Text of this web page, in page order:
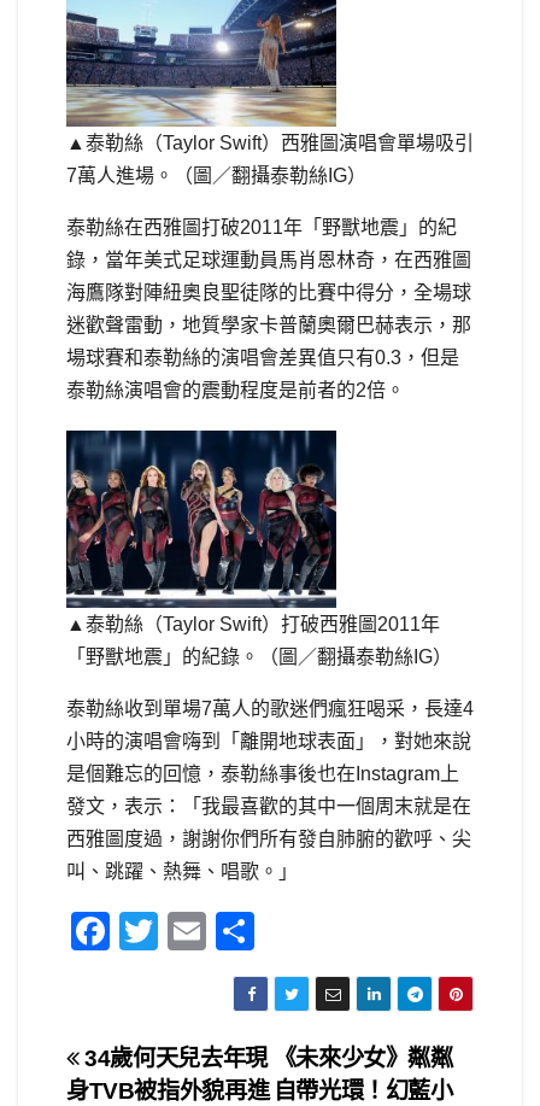
▲泰勒絲（Taylor Swift）西雅圖演唱會單場吸引
7萬人進場。（圖／翻攝泰勒絲IG）
泰勒絲在西雅圖打破2011年「野獸地震」的紀
錄，當年美式足球運動員馬肖恩林奇，在西雅圖
海鷹隊對陣紐奧良聖徒隊的比賽中得分，全場球
迷歡聲雷動，地質學家卡普蘭奧爾巴赫表示，那
場球賽和泰勒絲的演唱會差異值只有0.3，但是
泰勒絲演唱會的震動程度是前者的2倍。
▲泰勒絲（Taylor Swift）打破西雅圖2011年
「野獸地震」的紀錄。（圖／翻攝泰勒絲IG）
泰勒絲收到單場7萬人的歌迷們瘋狂喝采，長達4
小時的演唱會嗨到「離開地球表面」，對她來說
是個難忘的回憶，泰勒絲事後也在Instagram上
發文，表示：「我最喜歡的其中一個周末就是在
西雅圖度過，謝謝你們所有發自肺腑的歡呼、尖
叫、跳躍、熱舞、唱歌。」
F
e
b
T
er
E
m
ail
h
ar
e
文
《未來少女》粼粼
自帶光環！幻藍小
34歲何天兒去年現
身TVB被指外貌再進